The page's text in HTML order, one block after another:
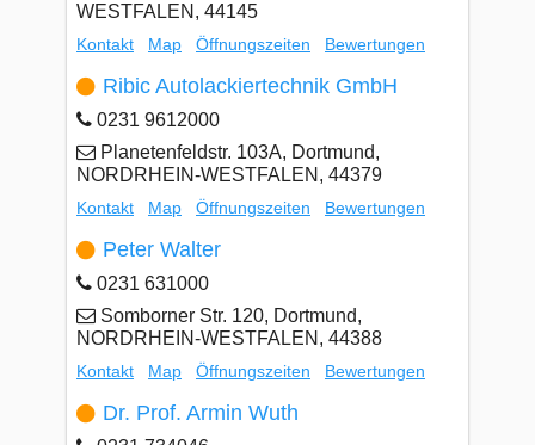
WESTFALEN, 44145
Kontakt Map Öffnungszeiten Bewertungen
Ribic Autolackiertechnik GmbH
0231 9612000
Planetenfeldstr. 103A, Dortmund,
NORDRHEIN-WESTFALEN, 44379
Kontakt Map Öffnungszeiten Bewertungen
Peter Walter
0231 631000
Somborner Str. 120, Dortmund,
NORDRHEIN-WESTFALEN, 44388
Kontakt Map Öffnungszeiten Bewertungen
Dr. Prof. Armin Wuth